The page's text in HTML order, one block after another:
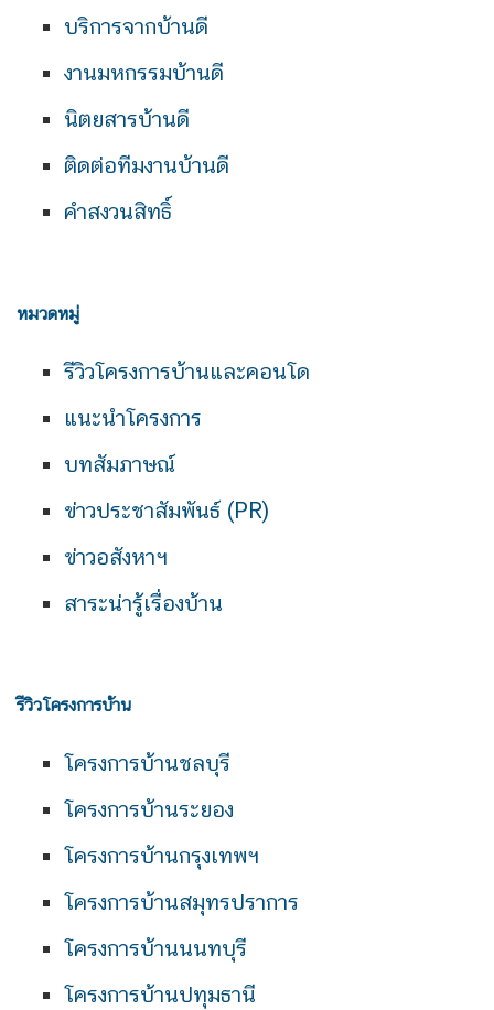
บริการจากบ้านดี
งานมหกรรมบ้านดี
นิตยสารบ้านดี
ติดต่อทีมงานบ้านดี
คำสงวนสิทธิ์
หมวดหมู่
รีวิวโครงการบ้านและคอนโด
แนะนำโครงการ
บทสัมภาษณ์
ข่าวประชาสัมพันธ์ (PR)
ข่าวอสังหาฯ
สาระน่ารู้เรื่องบ้าน
รีวิวโครงการบ้าน
โครงการบ้านชลบุรี
โครงการบ้านระยอง
โครงการบ้านกรุงเทพฯ
โครงการบ้านสมุทรปราการ
โครงการบ้านนนทบุรี
โครงการบ้านปทุมธานี